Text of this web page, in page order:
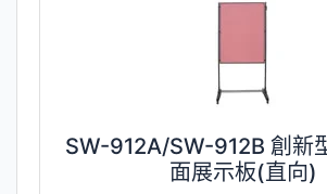
SW-912A/SW-912B 創新
面展示板(直向)